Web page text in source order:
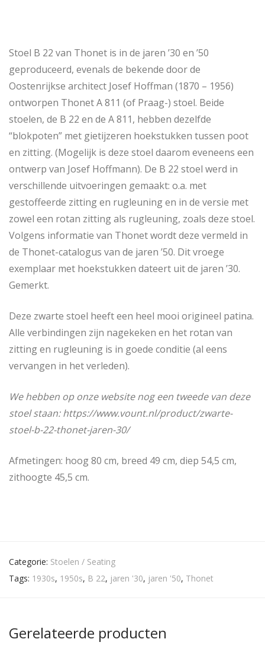
Stoel B 22 van Thonet is in de jaren ’30 en ’50
geproduceerd, evenals de bekende door de
Oostenrijkse architect Josef Hoffman (1870 – 1956)
ontworpen Thonet A 811 (of Praag-) stoel. Beide
stoelen, de B 22 en de A 811, hebben dezelfde
“blokpoten” met gietijzeren hoekstukken tussen poot
en zitting. (Mogelijk is deze stoel daarom eveneens een
ontwerp van Josef Hoffmann). De B 22 stoel werd in
verschillende uitvoeringen gemaakt: o.a. met
gestoffeerde zitting en rugleuning en in de versie met
zowel een rotan zitting als rugleuning, zoals deze stoel.
Volgens informatie van Thonet wordt deze vermeld in
de Thonet-catalogus van de jaren ’50. Dit vroege
exemplaar met hoekstukken dateert uit de jaren ’30.
Gemerkt.
Deze zwarte stoel heeft een heel mooi origineel patina.
Alle verbindingen zijn nagekeken en het rotan van
zitting en rugleuning is in goede conditie (al eens
vervangen in het verleden).
We hebben op onze website nog een tweede van deze
stoel staan: https://www.vount.nl/product/zwarte-
stoel-b-22-thonet-jaren-30/
Afmetingen: hoog 80 cm, breed 49 cm, diep 54,5 cm,
zithoogte 45,5 cm.
Categorie: Stoelen / Seating
Tags: 1930s, 1950s, B 22, jaren '30, jaren '50, Thonet
Gerelateerde producten